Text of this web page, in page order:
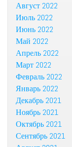
Август 2022
Июль 2022
Июнь 2022
Май 2022
Апрель 2022
Март 2022
Февраль 2022
Январь 2022
Декабрь 2021
Ноябрь 2021
Октябрь 2021
Сентябрь 2021